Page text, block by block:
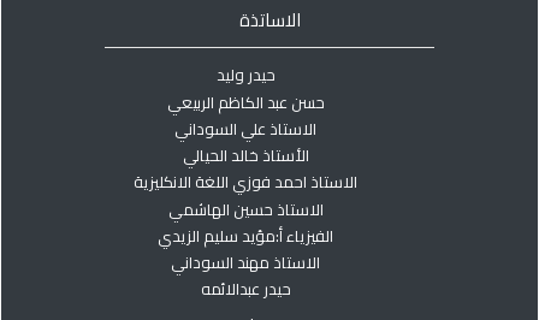
الاساتذة
حيدر وليد
حسن عبد الكاظم الربيعي
الاستاذ علي السوداني
الأستاذ خالد الحيالي
الاستاذ احمد فوزي اللغة الانكليزية
الاستاذ حسين الهاشمي
الفيزياء أ:مؤيد سليم الزيدي
الاستاذ مهند السوداني
حيدر عبدالائمه